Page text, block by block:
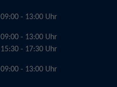
09:00 - 13:00 Uhr
09:00 - 13:00 Uhr
15:30 - 17:30 Uhr
09:00 - 13:00 Uhr